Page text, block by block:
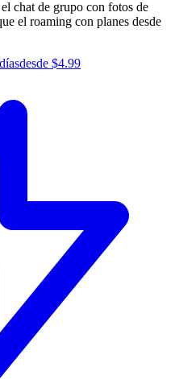
chat de grupo con fotos de
el roaming con planes desde
desde $4.99